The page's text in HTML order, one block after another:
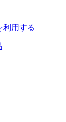
利用する